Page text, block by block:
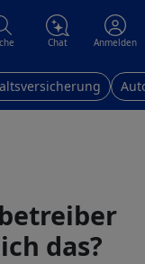
Chat Anmelden
das?